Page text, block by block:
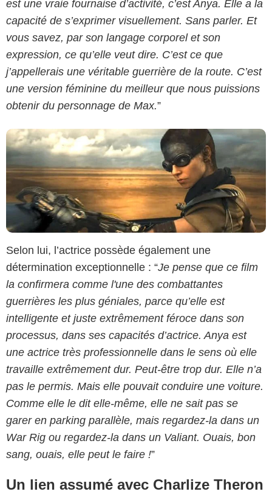
est une vraie fournaise d’activité, c’est Anya. Elle a la
capacité de s’exprimer visuellement. Sans parler. Et
vous savez, par son langage corporel et son
expression, ce qu’elle veut dire. C’est ce que
j’appellerais une véritable guerrière de la route. C’est
une version féminine du meilleur que nous puissions
obtenir du personnage de Max.”
Selon lui, l’actrice possède également une
détermination exceptionnelle : “Je pense que ce film
la confirmera comme l'une des combattantes
guerrières les plus géniales, parce qu’elle est
intelligente et juste extrêmement féroce dans son
processus, dans ses capacités d’actrice. Anya est
une actrice très professionnelle dans le sens où elle
travaille extrêmement dur. Peut-être trop dur. Elle n’a
pas le permis. Mais elle pouvait conduire une voiture.
Comme elle le dit elle-même, elle ne sait pas se
garer en parking parallèle, mais regardez-la dans un
War Rig ou regardez-la dans un Valiant. Ouais, bon
sang, ouais, elle peut le faire !”
Un lien assumé avec Charlize Theron